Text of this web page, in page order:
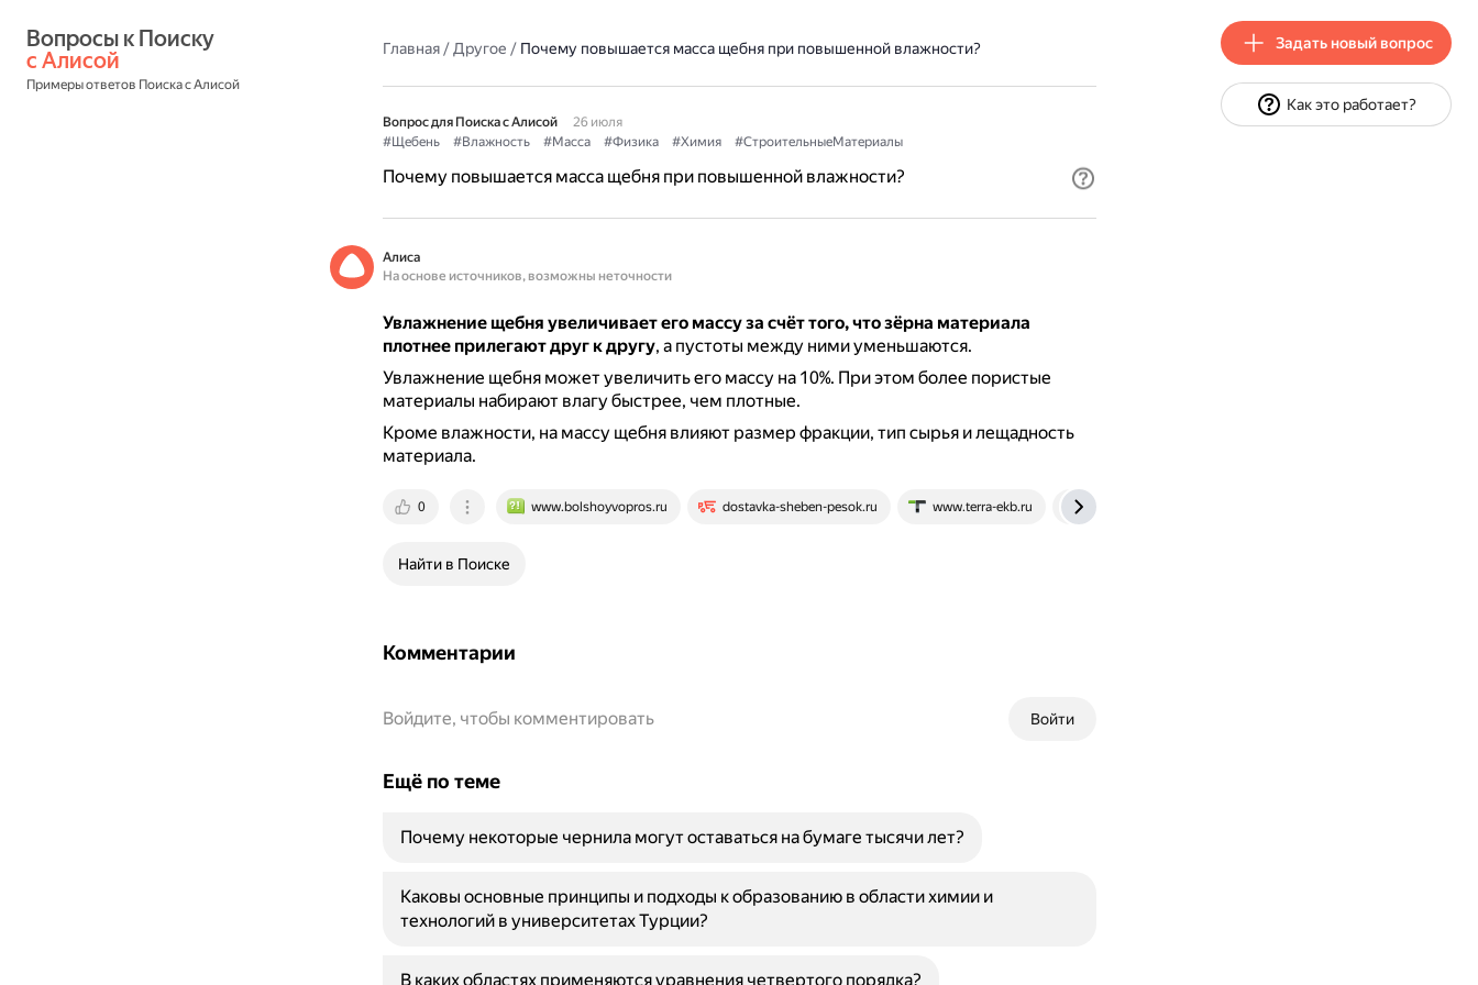
с Алисой
Примеры ответов Поиска с Алисой
Главная/Другое / Почему повышается масса щебня при повышенной влажности?
Вопрос для Поиска с Алисой
26 июля
#Щебень
#Влажность #Масса #Физика #Химия #СтроительныеМатериалы
Почему повышается масса щебня при повышенной влажности?
Алиса
На основе источников, возможны неточности
Увлажнение щебня увеличивает его массу за счёт того, что зёрна материала
плотнее прилегают друг к другу, а пустоты между ними уменьшаются.
Увлажнение щебня может увеличить его массу на 10%. При этом более пористые
материалы набирают влагу быстрее, чем плотные.
Кроме влажности, на массу щебня влияют размер фракции, тип сырья и лещадность
материала.
0 www.bolshoyvopros.ru dostavka-sheben-pesok.ru www.terra-ekb.ru
Найти в Поиске
Комментарии
Войти
Войдите, чтобы комментировать
Ещё по теме
Почему некоторые чернила могут оставаться на бумаге тысячи лет?
Каковы основные принципы и подходы к образованию в области химии и
технологий в университетах Турции?
В каких областях применяются уравнения четвертого порядка?
Задать новый вопрос
Как это работает?